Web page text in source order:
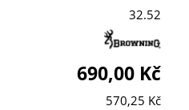
32.52
690,00 Kč
570,25 Kč